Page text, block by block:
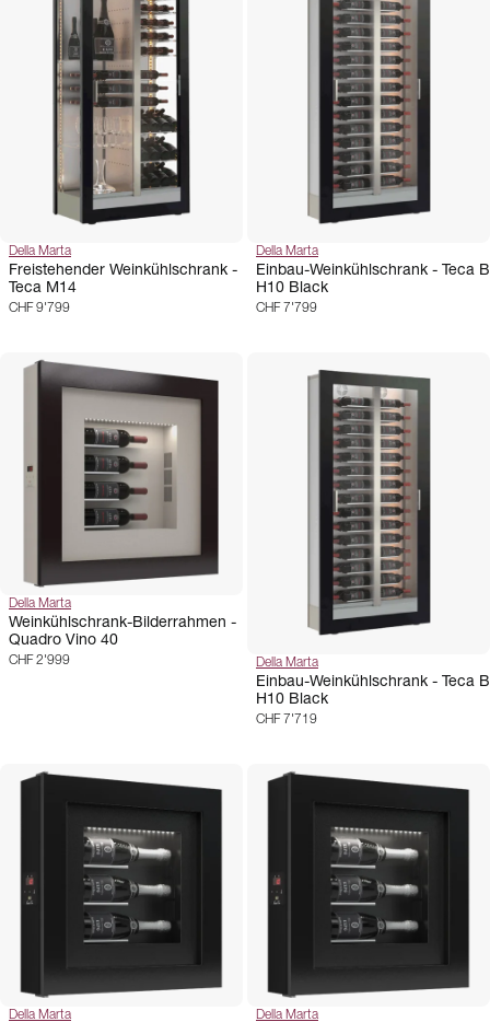
Della Marta
Freistehender Weinkühlschrank -
Teca M14
CHF 9'799
Della Marta
Einbau-Weinkühlschrank - Teca B
H10 Black
CHF 7'799
Della Marta
Weinkühlschrank-Bilderrahmen -
Quadro Vino 40
CHF 2'999 Della Marta
Einbau-Weinkühlschrank - Teca B
H10 Black
CHF 7'719
Della Marta Della Marta